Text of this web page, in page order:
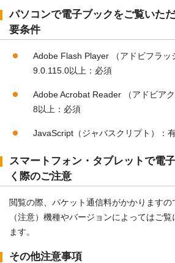
パソコンで電子ブックをご覧いた
要条件
Adobe Flash Player （アドビフラッ
9.0.115.0以上：必須
Adobe Acrobat Reader （アドビアク
8以上：必須
JavaScript（ジャバスクリプト）：有
スマートフォン・タブレットで電
く際のご注意
閲覧の際、パケット通信料がかかりますの
（注意）機種やバージョンによってはご
ます。
その他注意事項